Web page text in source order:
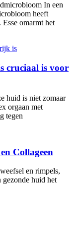
In een
heeft
omarmt het
cruciaal is voor
huid is niet zomaar
orgaan met
tegen
Collageen
en rimpels,
gezonde huid het